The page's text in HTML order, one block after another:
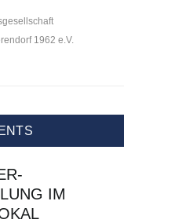
1962 e.V.
IM